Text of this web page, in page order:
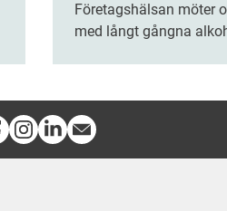
Företagshälsan möter
med långt gångna
medarbetare med